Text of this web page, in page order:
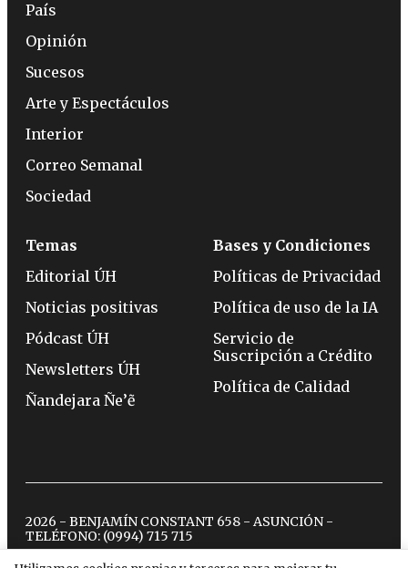
País
Opinión
Sucesos
Arte y Espectáculos
Interior
Correo Semanal
Sociedad
Temas
Editorial ÚH
Noticias positivas
Pódcast ÚH
Newsletters ÚH
Ñandejara Ñe’ẽ
Bases y Condiciones
Políticas de Privacidad
Política de uso de la IA
Servicio de
Suscripción a Crédito
Política de Calidad
2026 - BENJAMÍN CONSTANT 658 - ASUNCIÓN -
TELÉFONO: (0994) 715 715